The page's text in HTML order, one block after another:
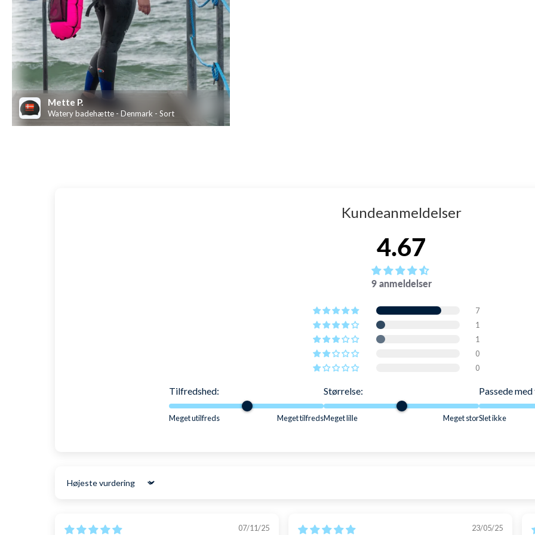
Denne badehætte er har en helt uovertruffen kvalitet som betyder at badehætten er yderst holdbar.
Badehætten er derudover lavet i det eksklusive "suede-surface", dette betyder at badehættens overflade er
fastholde pasformen på hovedet.
SKU: 4637
Mette P.
Watery badehætte - Denmark - Sort
Kundeanmeldelser
4.67
9 anmeldelser
7
1
1
0
0
Tilfredshed:
Meget utilfreds Meget tilfreds
Størrelse:
Meget lille Meget stor
Passede
Slet ikke
Sort by
07/11/25 23/05/25